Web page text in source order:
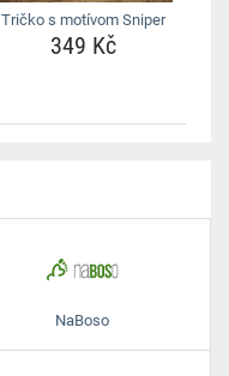
Tričko s motívom Sniper
349 Kč
NaBoso